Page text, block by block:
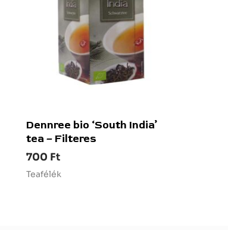
Dennree bio ‘South India’
tea – Filteres
700 Ft
Teafélék